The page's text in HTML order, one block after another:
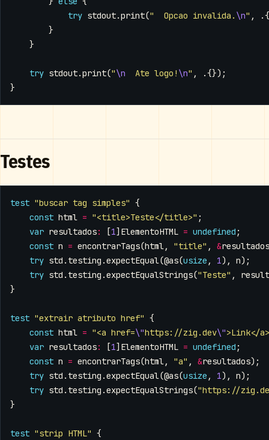
try stdout.print("  Opcao invalida. \n" ,
}
}
try stdout.print("\n
  Ate logo!
\n" ,
.{});
}
Testes
test "buscar tag simples" {
const html = "<title>Teste</title>" ;
var resultados: [1] ElementoHTML = undefined ;
const n = encontrarTags(html, "title" , &resultados
try std . testing .expectEqual(@as(usize , 1), n);
try std . testing .expectEqualStrings("Teste" ,
}
test "extrair atributo href" {
const html = "<a href=\"https://zig.dev\">Link</
var resultados: [1] ElementoHTML = undefined ;
const n = encontrarTags(html, "a" , &resultados);
try std . testing .expectEqual(@as(usize , 1), n);
try std . testing .expectEqualStrings("https://
}
test "strip HTML" {